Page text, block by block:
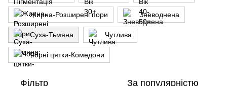
Жирна-Розширені пори Зневоднена
Суха-Тьмяна Чутлива
Чорні цятки-Комедони
Фільтр За популярністю